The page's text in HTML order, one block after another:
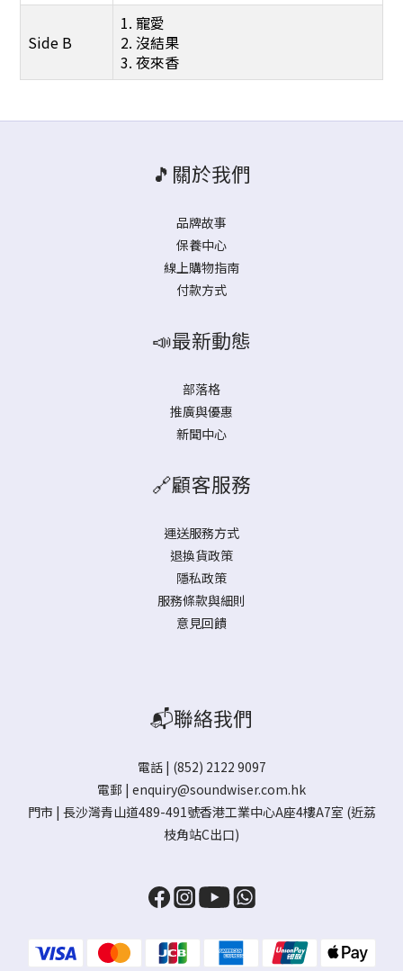
Side B
1. 寵愛
2. 沒結果
3. 夜來香
🎵關於我們
品牌故事
保養中心
線上購物指南
付款方式
📣最新動態
部落格
推廣與優惠
新聞中心
🔗顧客服務
運送服務方式
退換貨政策
隱私政策
服務條款與細則
意見回饋
📬聯絡我們
電話 | (852) 2122 9097
電郵 | enquiry@soundwiser.com.hk
門市 | 長沙灣青山道489-491號香港工業中心A座4樓A7室 (近荔
枝角站C出口)